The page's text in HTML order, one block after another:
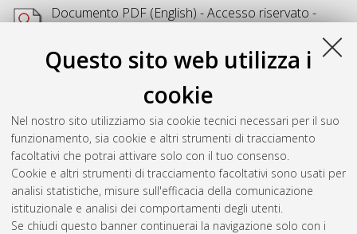
Questo sito web utilizza i
cookie
Nel nostro sito utilizziamo sia cookie tecnici necessari per il suo
funzionamento, sia cookie e altri strumenti di tracciamento
facoltativi che potrai attivare solo con il tuo consenso.
Cookie e altri strumenti di tracciamento facoltativi sono usati per
analisi statistiche, misure sull'efficacia della comunicazione
istituzionale e analisi dei comportamenti degli utenti.
Se chiudi questo banner continuerai la navigazione solo con i
Documento PDF(English) - Accesso riservato -
Acrobat Reader
Download (3MB)
Abstract
Altri metadati
Gestione del documento: